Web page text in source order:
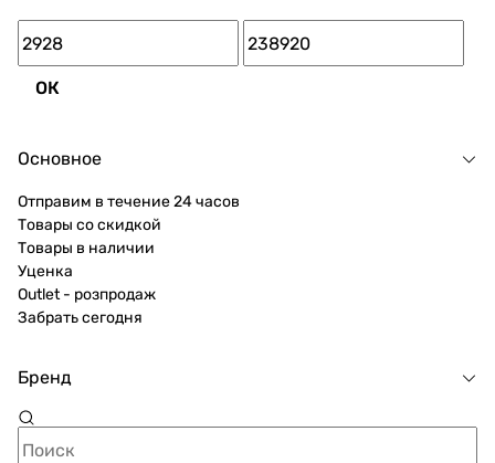
ОК
Основное
Отправим в течение 24 часов
Товары со скидкой
Товары в наличии
Уценка
Outlet - розпродаж
Забрать сегодня
Бренд